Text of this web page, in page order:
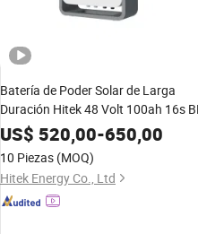
Batería de Poder Solar de Larga
Duración Hitek 48 Volt 100ah 16s
LiFePO4 300A UPS 48V Precios de
Baterías de Litio 10kwh 5kwh
US$ 520,00-650,00
10 Piezas (MOQ)
Hitek Energy Co., Ltd